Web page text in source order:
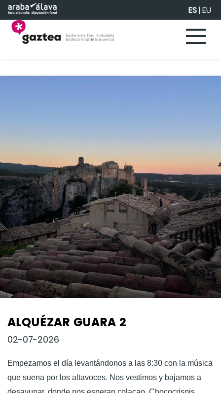
Saltar al contenido principal ES|EU
ALQUÉZAR GUARA 2
02-07-2026
Empezamos el día levantándonos a las 8:30 con la música
que suena por los altavoces. Nos vestimos y bajamos a